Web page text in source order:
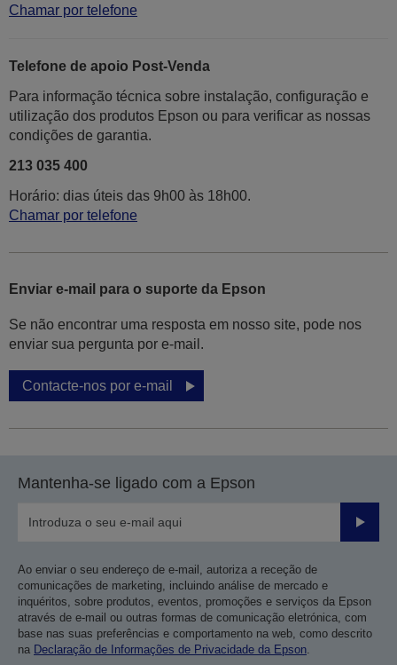
Chamar por telefone
Telefone de apoio Post-Venda
Para informação técnica sobre instalação, configuração e
utilização dos produtos Epson ou para verificar as nossas
condições de garantia.
213 035 400
Horário: dias úteis das 9h00 às 18h00.
Chamar por telefone
Enviar e-mail para o suporte da Epson
Se não encontrar uma resposta em nosso site, pode nos
enviar sua pergunta por e-mail.
Contacte-nos por e-mail
Mantenha-se ligado com a Epson
Enviar
Ao enviar o seu endereço de e-mail, autoriza a receção de
comunicações de marketing, incluindo análise de mercado e
inquéritos, sobre produtos, eventos, promoções e serviços da Epson
através de e-mail ou outras formas de comunicação eletrónica, com
base nas suas preferências e comportamento na web, como descrito
na Declaração de Informações de Privacidade da Epson.